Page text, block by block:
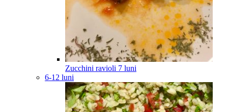
Zucchini ravioli 7 luni
6-12 luni